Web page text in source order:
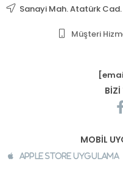
Sanayi Mah. Atatürk Cad.
Müşteri
BİZİ
MOBİL
Apple Store Uygulama